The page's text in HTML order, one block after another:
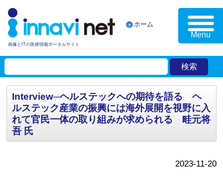
画像とITの医療情報ポータルサイト
ホーム
Menu
Interview─ヘルステックへの期待を語る ヘ
ルステック産業の振興には海外展開を視野に入
れて官民一体の取り組みが求められる 畦元将
吾 氏
2023-11-20